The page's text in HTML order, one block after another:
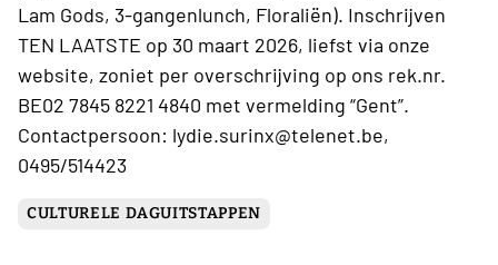
Lam Gods, 3-gangenlunch, Floraliën). Inschrijven
TEN LAATSTE op 30 maart 2026, liefst via onze
website, zoniet per overschrijving op ons rek.nr.
BE02 7845 8221 4840 met vermelding “Gent”.
Contactpersoon: lydie.surinx@telenet.be,
0495/514423
CULTURELE DAGUITSTAPPEN